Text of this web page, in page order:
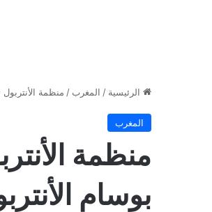
الرئيسية / المغرب / منظمة
المغرب
منظمة
بوسام